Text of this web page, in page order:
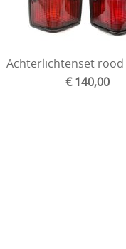
Achterlichtenset rood
€ 140,00